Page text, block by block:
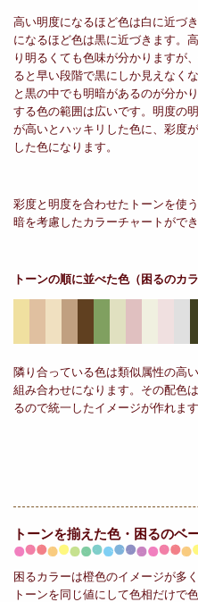
高い明度になるほど色は白に近づ
になるほど色は黒に近づきます。
り明るくても色味が分かりますが
ると早い段階で黒にしか見えなく
と黒の中でも明暗があるのが分か
する色の範囲は広いです。明度の
が高いとハッキリした色に、彩度
した色になります。
彩度と明度を合わせたトーンを使
暗を考慮したカラーチャートができ
トーンの順に並べた色（困るのカ
隣り合っている色は類似属性の高
組み合わせになります。その配色
るので統一したイメージが作れます
トーンを揃えた色・困るのベ
困るカラーは橙色のイメージが多
トーンを同じ値にして色相だけで